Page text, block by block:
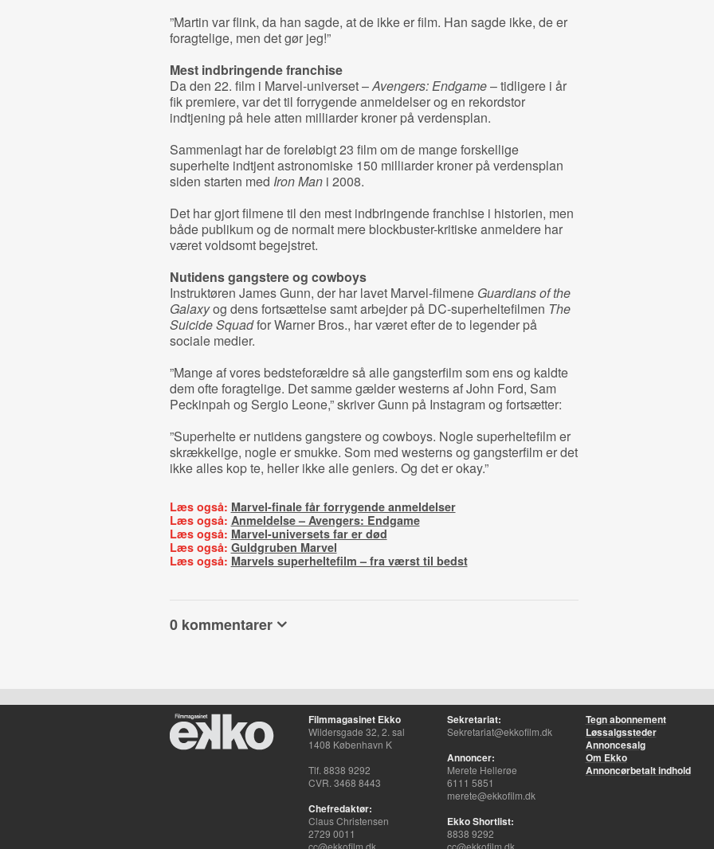
”Martin var flink, da han sagde, at de ikke er film. Han sagde ikke, de er
foragtelige, men det gør jeg!”
Mest indbringende franchise
Da den 22. film i Marvel-universet –Avengers: Endgame– tidligere i år
fik premiere, var det til forrygende anmeldelser og en rekordstor
indtjening på hele atten milliarder kroner på verdensplan.
Sammenlagt har de foreløbigt 23 film om de mange forskellige
superhelte indtjent astronomiske 150 milliarder kroner på verdensplan
siden starten med Iron Mani 2008.
Det har gjort filmene til den mest indbringende franchise i historien, men
både publikum og de normalt mere blockbuster-kritiske anmeldere har
været voldsomt begejstret.
Nutidens gangstere og cowboys
Instruktøren James Gunn, der har lavet Marvel-filmene Guardians of the
Galaxyog dens fortsættelse samt arbejder på DC-superheltefilmen The
Suicide Squadfor Warner Bros., har været efter de to legender på
sociale medier.
”Mange af vores bedsteforældre så alle gangsterfilm som ens og kaldte
dem ofte foragtelige. Det samme gælder westerns af John Ford, Sam
Peckinpah og Sergio Leone,” skriver Gunn på Instagram og fortsætter:
”Superhelte er nutidens gangstere og cowboys. Nogle superheltefilm er
skrækkelige, nogle er smukke. Som med westerns og gangsterfilm er det
ikke alles kop te, heller ikke alle geniers. Og det er okay.”
Læs også: Marvel-finale får forrygende anmeldelser
Læs også: Anmeldelse – Avengers: Endgame
Læs også: Marvel-universets far er død
Læs også: Guldgruben Marvel
Læs også: Marvels superheltefilm – fra værst til bedst
0 kommentarer
Filmmagasinet Ekko
Wildersgade 32, 2. sal
1408 København K
Tlf. 8838 9292
CVR. 3468 8443
Chefredaktør:
Claus Christensen
2729 0011
cc@ekkofilm.dk
Sekretariat:
Sekretariat@ekkofilm.dk
Annoncer:
Merete Hellerøe
6111 5851
merete@ekkofilm.dk
Ekko Shortlist:
8838 9292
cc@ekkofilm.dk
Tegn abonnement
Løssalgssteder
Annoncesalg
Om Ekko
Annoncørbetalt indhold